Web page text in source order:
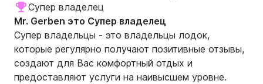
Супер владелец
Mr. Gerben это Супер владелец
Супер владельцы - это владельцы лодок,
которые регулярно получают позитивные отзывы,
создают для Вас комфортный отдых и
предоставляют услуги на наивысшем уровне.